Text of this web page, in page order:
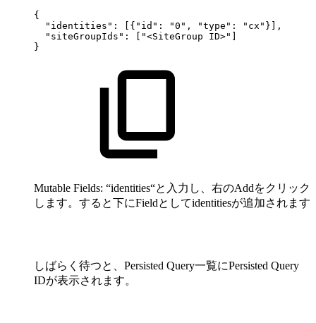
{
"identities":
[{"id": "0", "type":
"cx"}],
"siteGroupIds":
["<SiteGroup
ID>"]
}
Mutable Fields: “identities“と入力し、右のAddをクリック
します。すると下にFieldとしてidentitiesが追加されます
しばらく待つと、Persisted Query一覧にPersisted Query
IDが表示されます。